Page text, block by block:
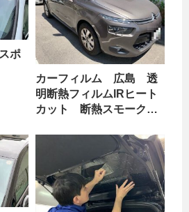
ポ
カーフィルム 広島 透
明断熱フィルムIRヒート
カット 断熱スモーク